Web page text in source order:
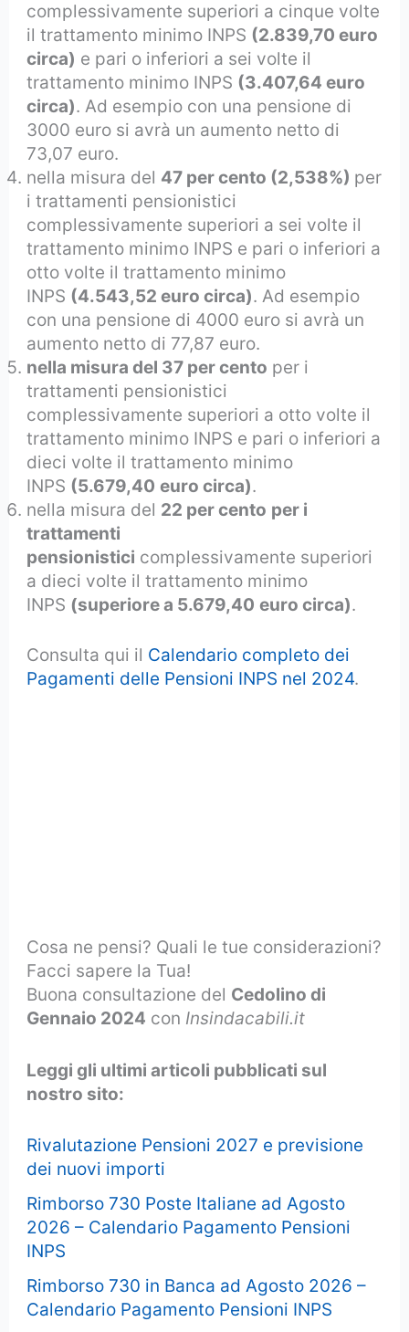
complessivamente superiori a cinque volte
il trattamento minimo INPS (2.839,70 euro
circa) e pari o inferiori a sei volte il
trattamento minimo INPS (3.407,64 euro
circa). Ad esempio con una pensione di
3000 euro si avrà un aumento netto di
73,07 euro.
nella misura del 47 per cento (2,538%) per
i trattamenti pensionistici
complessivamente superiori a sei volte il
trattamento minimo INPS e pari o inferiori a
otto volte il trattamento minimo
INPS (4.543,52 euro circa). Ad esempio
con una pensione di 4000 euro si avrà un
aumento netto di 77,87 euro.
nella misura del 37 per cento per i
trattamenti pensionistici
complessivamente superiori a otto volte il
trattamento minimo INPS e pari o inferiori a
dieci volte il trattamento minimo
INPS (5.679,40 euro circa).
nella misura del 22 per cento per i
trattamenti
pensionistici complessivamente superiori
a dieci volte il trattamento minimo
INPS (superiore a 5.679,40 euro circa).
Consulta qui il Calendario completo dei
Pagamenti delle Pensioni INPS nel 2024.
Cosa ne pensi? Quali le tue considerazioni?
Facci sapere la Tua!
Buona consultazione del Cedolino di
Gennaio 2024 con Insindacabili.it
Leggi gli ultimi articoli pubblicati sul
nostro sito:
Rivalutazione Pensioni 2027 e previsione
dei nuovi importi
Rimborso 730 Poste Italiane ad Agosto
2026 – Calendario Pagamento Pensioni
INPS
Rimborso 730 in Banca ad Agosto 2026 –
Calendario Pagamento Pensioni INPS